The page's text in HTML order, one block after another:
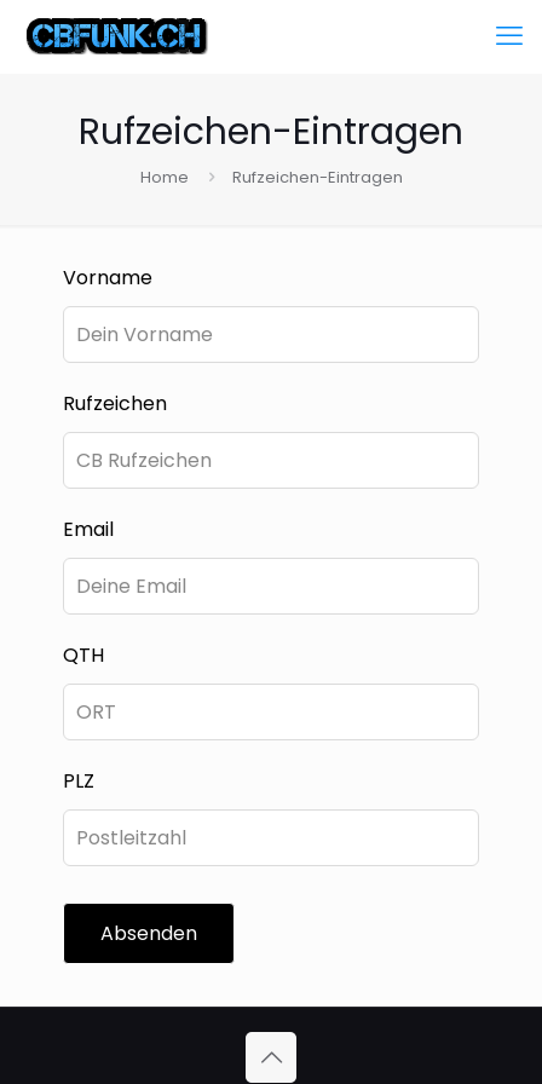
Rufzeichen-Eintragen
Home Rufzeichen-Eintragen
Lass
Feld
leer
Vorname
Rufzeichen
Email
QTH
PLZ
Absenden